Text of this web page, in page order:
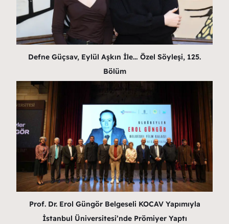
Defne Güçsav, Eylül Aşkın İle… Özel Söyleşi, 125.
Bölüm
Prof. Dr. Erol Güngör Belgeseli KOCAV Yapımıyla
İstanbul Üniversitesi’nde Prömiyer Yaptı